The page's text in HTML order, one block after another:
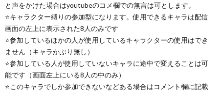
と声をかけた場合はyoutubeのコメ欄での無言は可とします。
⭐キャラクター縛りの参加型になります。使用できるキャラは配信
画面の左上に表示された8人のみです
⭐参加しているほかの人が使用しているキャラクターの使用はでき
ません（キャラかぶり無し）
⭐参加している人が使用していないキャラに途中で変えることは可
能です（画面左上にいる8人の中のみ）
⭐このキャラでしか参加できないなどある場合はコメント欄に記載